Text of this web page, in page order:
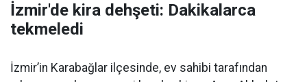
İzmir'de kira dehşeti: Dakikalarca
tekmeledi
İzmir’in Karabağlar ilçesinde, ev sahibi tarafından